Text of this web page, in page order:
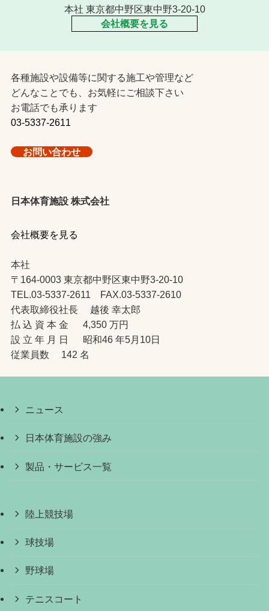
本社 東京都中野区東中野3-20-10
会社概要を見る
各種施設や設備等に関する施工や管理など
どんなことでも、お気軽にご相談下さい
お電話でも承ります
03-5337-2611
お問い合わせ
日本体育施設 株式会社
会社概要を見る
本社
〒164-0003 東京都中野区東中野3-20-10
TEL.03-5337-2611 FAX.03-5337-2610
代表取締役社長 越後 幸太郎
払 込 資 本 金 4,350 万円
設 立 年 月 日 昭和46 年5月10日
従業員数 142 名
ニュース
日本体育施設の強み
製品・サービス一覧
陸上競技場
球技場
野球場
テニスコート